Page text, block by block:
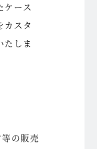
ケース
カスタ
たしま
の販売